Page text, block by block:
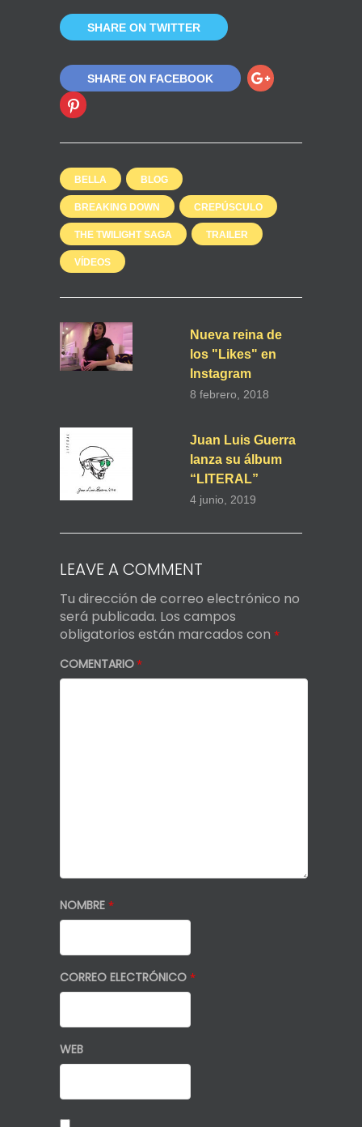
SHARE ON TWITTER
SHARE ON FACEBOOK
BELLA BLOG
BREAKING DOWN CREPÚSCULO
THE TWILIGHT SAGA TRAILER
VÍDEOS
Nueva reina de
los "Likes" en
Instagram
8 febrero, 2018
Juan Luis Guerra
lanza su álbum
“LITERAL”
4 junio, 2019
LEAVE A COMMENT
Tu dirección de correo electrónico no
será publicada. Los campos
obligatorios están marcados con *
COMENTARIO*
NOMBRE *
CORREO ELECTRÓNICO *
WEB